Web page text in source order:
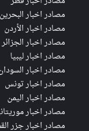
مصادر اخبار البحرين
مصادر اخبار الأردن
مصادر اخبار الجزائر
مصادر اخبار ليبيا
مصادر اخبار
مصادر اخبار تونس
مصادر اخبار اليمن
مصادر اخبار
مصادر اخبار جزر